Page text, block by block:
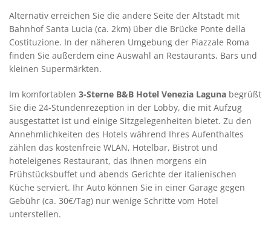
Alternativ erreichen Sie die andere Seite der Altstadt mit
Bahnhof Santa Lucia (ca. 2km) über die Brücke Ponte della
Costituzione. In der näheren Umgebung der Piazzale Roma
finden Sie außerdem eine Auswahl an Restaurants, Bars und
kleinen Supermärkten.
Im komfortablen 3-Sterne B&B Hotel Venezia Laguna begrüßt
Sie die 24-Stundenrezeption in der Lobby, die mit Aufzug
ausgestattet ist und einige Sitzgelegenheiten bietet. Zu den
Annehmlichkeiten des Hotels während Ihres Aufenthaltes
zählen das kostenfreie WLAN, Hotelbar, Bistrot und
hoteleigenes Restaurant, das Ihnen morgens ein
Frühstücksbuffet und abends Gerichte der italienischen
Küche serviert. Ihr Auto können Sie in einer Garage gegen
Gebühr (ca. 30€/Tag) nur wenige Schritte vom Hotel
unterstellen.